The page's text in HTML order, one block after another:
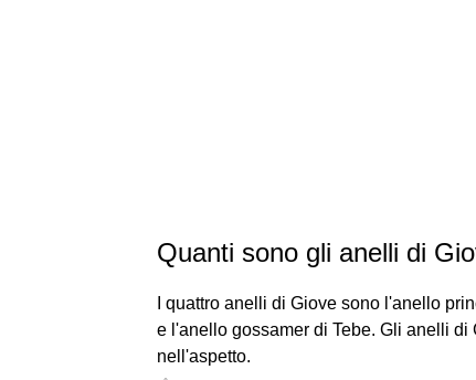
Quanti sono gli anelli di
I quattro anelli di Giove sono l'anello
e l'anello gossamer di Tebe. Gli anelli
nell'aspetto.